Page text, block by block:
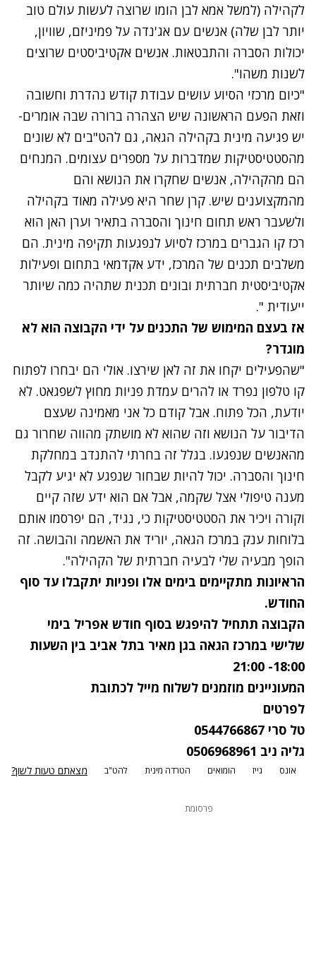
לקהילה (למשל אמא לבן הומו שרוצה לעשות עולם טוב
יותר לבן שלה) אנשים עם אג'נדה על פמיניזם, שוויון,
יכולות הסברה והתבטאות. אנשים אקטיביסטים שרוצים
לשנות משהו".
"כיום מרכזי הסיוע עושים עבודת קודש נהדרת וחשובה
וזאת הפעם הראשונה שיש הצהרה ברורה שבה אומרים-
יש פגיעה מינית בקהילה הגאה, גם להט"בים לא שונים
מהסטטיסטיקות שמדברות על מספרים עצומים. המנחים
הם מהקהילה, אנשים שחקרו את הנושא והם
מהמקצוענים שיש. קרן שחר היא פעילה מאוד בקהילה
ולשעבר ראש תחום חינוך והסברה בתאיר וערן האן הוא
רכז קו הגברים במרכז לסיוע לנפגעות תקיפה מינית. הם
משלבים תכנים של המרכז, ידע אקדמאי בתחום ופעילות
אקטיביסטית חברתית ובונים תכנית שתהיה כמה שיותר
ייעודית ".
אז בעצם המימוש של התכנים על ידי הקבוצה הוא לא
מוגדר?
"שהפעילים יקחו את זה לאן שירצו. אולי הם יבחרו לפתוח
קו טלפון נפרד או להרים עמדת פניות מחוץ לשפגאט. לא
יודעת, הכל פתוח. אבל קודם כל אני מאמינה שעצם
הדיבור על הנושא וזה שהוא לא מושתק מהווה שחרור גם
מהאנשים שנפגעו. בגלל זה בחרתי להתנדב במחלקת
חינוך והסברה. יכול להיות שבחור שנפגע לא יגיע לקבל
מענה טיפולי אצל שקמה, אבל אם הוא ידע שזה קיים
וקורה ויכיר את הסטטיסטיקות כי, נגיד, הם יפרסמו אותם
בלוחות ענק במרכז הגאה, יוריד את האשמה והבושה. זה
הופך מבעיה שלי לבעיה חברתית של הקהילה".
הראיונות מתקיימים בימים אלו ופניות יתקבלו עד סוף
החודש.
הקבוצה תתחיל להיפגש בסוף חודש אפריל בימי
שלישי במרכז הגאה בגן מאיר בתל אביב בין השעות
18:00- 21:00
המעוניינים מוזמנים לשלוח מייל לכתובת
לפרטים
טל סרי 0544766867
גליה ניב 0506968961
אונס גייז הומואים הטרדה מינית להט"ב מצאתם טעות לשון?
פרסומת